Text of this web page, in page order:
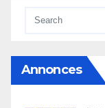
Annonces